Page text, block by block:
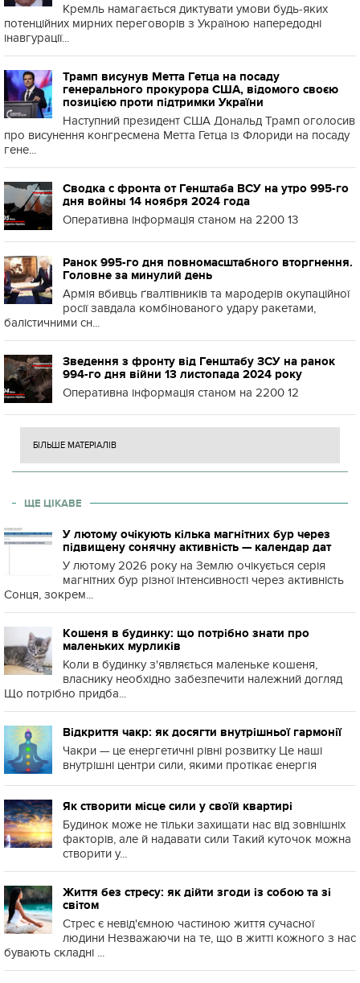
Кремль намагається диктувати умови будь-яких
потенційних мирних переговорів з Україною напередодні
інавгурації...
Трамп висунув Метта Гетца на посаду
генерального прокурора США, відомого своєю
позицією проти підтримки України
Наступний президент США Дональд Трамп оголосив
про висунення конгресмена Метта Гетца із Флориди на посаду
гене...
Сводка с фронта от Генштаба ВСУ на утро 995-го
дня войны 14 ноября 2024 года
Оперативна інформація станом на 2200 13
Ранок 995-го дня повномасштабного вторгнення.
Головне за минулий день
Армія вбивць ґвалтівників та мародерів окупаційної
росії завдала комбінованого удару ракетами,
балістичними сн...
Зведення з фронту від Генштабу ЗСУ на ранок
994-го дня війни 13 листопада 2024 року
Оперативна інформація станом на 2200 12
БІЛЬШЕ МАТЕРІАЛІВ
ЩЕ ЦІКАВЕ
У лютому очікують кілька магнітних бур через
підвищену сонячну активність — календар дат
У лютому 2026 року на Землю очікується серія
магнітних бур різної інтенсивності через активність
Сонця, зокрем...
Кошеня в будинку: що потрібно знати про
маленьких мурликів
Коли в будинку з'являється маленьке кошеня,
власнику необхідно забезпечити належний догляд
Що потрібно придба...
Відкриття чакр: як досягти внутрішньої гармонії
Чакри — це енергетичні рівні розвитку Це наші
внутрішні центри сили, якими протікає енергія
Як створити місце сили у своїй квартирі
Будинок може не тільки захищати нас від зовнішніх
факторів, але й надавати сили Такий куточок можна
створити у...
Життя без стресу: як дійти згоди із собою та зі
світом
Стрес є невід'ємною частиною життя сучасної
людини Незважаючи на те, що в житті кожного з нас
бувають складні ...